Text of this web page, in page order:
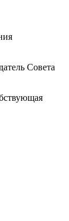
Совета